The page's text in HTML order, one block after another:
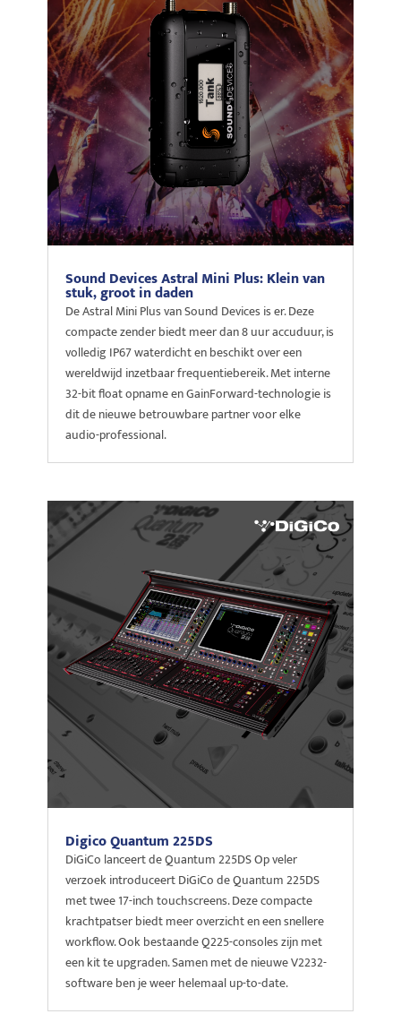
Sound Devices Astral Mini Plus: Klein van
stuk, groot in daden
De Astral Mini Plus van Sound Devices is er. Deze
compacte zender biedt meer dan 8 uur accuduur, is
volledig IP67 waterdicht en beschikt over een
wereldwijd inzetbaar frequentiebereik. Met interne
32-bit float opname en GainForward-technologie is
dit de nieuwe betrouwbare partner voor elke
audio-professional.
Digico Quantum 225DS
DiGiCo lanceert de Quantum 225DS Op veler
verzoek introduceert DiGiCo de Quantum 225DS
met twee 17-inch touchscreens. Deze compacte
krachtpatser biedt meer overzicht en een snellere
workflow. Ook bestaande Q225-consoles zijn met
een kit te upgraden. Samen met de nieuwe V2232-
software ben je weer helemaal up-to-date.